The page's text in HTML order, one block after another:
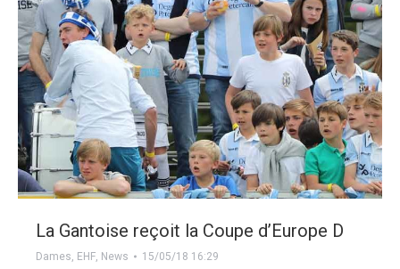
La Gantoise reçoit la Coupe d’Europe D
Dames, EHF, News 15/05/18 16:29